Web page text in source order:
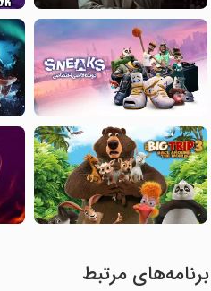
برنامه‌های مرتبط